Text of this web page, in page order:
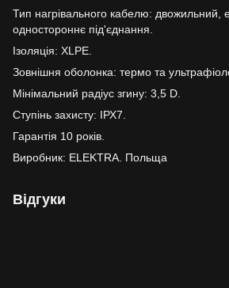
Тип нагрівального кабелю: двожильний,
одностороннє під'єднання.
Ізоляція: XLPE.
Зовнішня оболонка: термо та
Мінімальний радіус згину: 3,5 D.
Ступінь захисту: ІРХ7.
Гарантія 10 років.
Виробник: ELEKTRA. Польща
Відгуки